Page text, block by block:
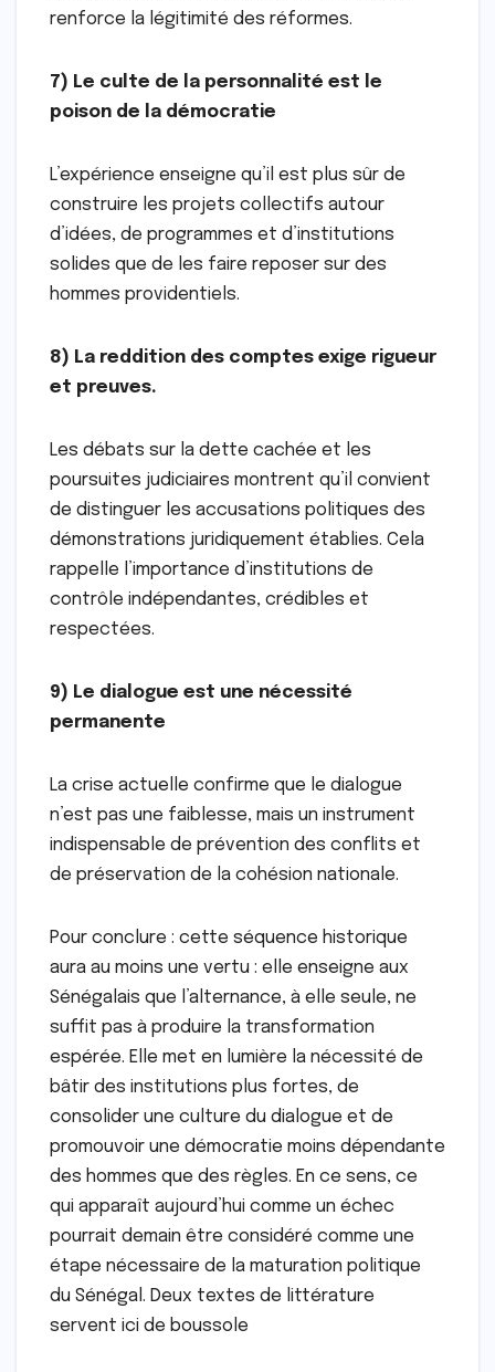
renforce la légitimité des réformes.
7) Le culte de la personnalité est le
poison de la démocratie
L’expérience enseigne qu’il est plus sûr de
construire les projets collectifs autour
d’idées, de programmes et d’institutions
solides que de les faire reposer sur des
hommes providentiels.
8) La reddition des comptes exige rigueur
et preuves.
Les débats sur la dette cachée et les
poursuites judiciaires montrent qu’il convient
de distinguer les accusations politiques des
démonstrations juridiquement établies. Cela
rappelle l’importance d’institutions de
contrôle indépendantes, crédibles et
respectées.
9) Le dialogue est une nécessité
permanente
La crise actuelle confirme que le dialogue
n’est pas une faiblesse, mais un instrument
indispensable de prévention des conflits et
de préservation de la cohésion nationale.
Pour conclure : cette séquence historique
aura au moins une vertu : elle enseigne aux
Sénégalais que l’alternance, à elle seule, ne
suffit pas à produire la transformation
espérée. Elle met en lumière la nécessité de
bâtir des institutions plus fortes, de
consolider une culture du dialogue et de
promouvoir une démocratie moins dépendante
des hommes que des règles. En ce sens, ce
qui apparaît aujourd’hui comme un échec
pourrait demain être considéré comme une
étape nécessaire de la maturation politique
du Sénégal. Deux textes de littérature
servent ici de boussole